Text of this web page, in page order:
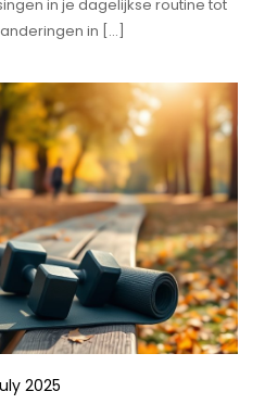
in je dagelijkse routine tot
in […]
2025